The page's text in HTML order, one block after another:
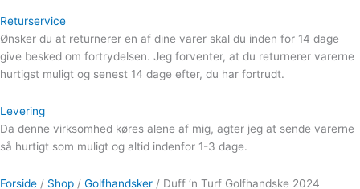
Returservice
Ønsker du at returnerer en af dine varer skal du inden for 14 dage
give besked om fortrydelsen. Jeg forventer, at du returnerer varerne
hurtigst muligt og senest 14 dage efter, du har fortrudt.
Levering
Da denne virksomhed køres alene af mig, agter jeg at sende varerne
så hurtigt som muligt og altid indenfor 1-3 dage.
Forside / Shop / Golfhandsker / Duff ‘n Turf Golfhandske 2024